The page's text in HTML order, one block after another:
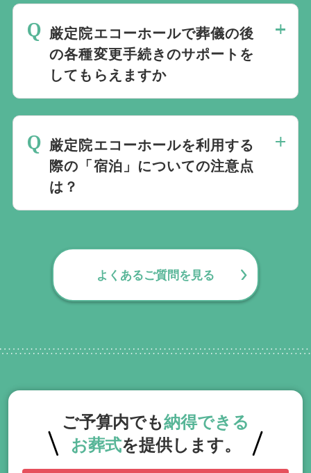
点がありましたらお気軽にご相談くださ
い。
要望にお応えしております。
厳定院エコーホールで葬儀の後
の各種変更手続きのサポートを
してもらえますか
の手続きとお答えになる方が70パーセント
以上でして、お客様が日常にお戻りいただ
くまでの期間、回数の制限なく、当社の専
門相談員が無料でサポートいたします。
厳定院エコーホールを利用する
際の「宿泊」についての注意点
は？
が、厳定院エコーホールでは対応しており
ませんのでご注意ください。
よくあるご質問を見る
ご予算内でも納得できる
お葬式を提供します。